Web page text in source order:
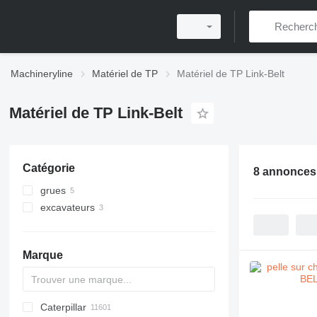
Machineryline Matériel de TP Matériel de TP Link-Belt
Matériel de TP Link-Belt
Catégorie
grues
grues tout-terrain
excavateurs
Marque
Titan
AL
SP
AX
X-Series
AFW
HD
FlexiROC
1304
400 - series
BC
BG
BB
553
GSH
Leonardo
AHK
K-series
CK
3.5
B-series
450
Caterpillar
8